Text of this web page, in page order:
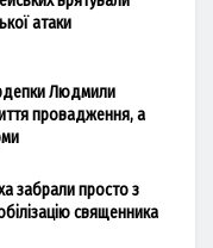
атаки
Людмили
провадження, а
забрали просто з
священника